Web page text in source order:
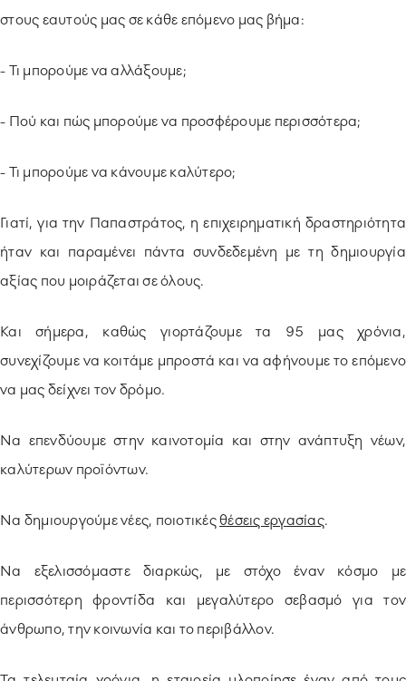
στους εαυτούς μας σε κάθε επόμενο μας βήμα:
- Τι μπορούμε να αλλάξουμε;
- Πού και πώς μπορούμε να προσφέρουμε περισσότερα;
- Τι μπορούμε να κάνουμε καλύτερο;
Γιατί, για την Παπαστράτος, η επιχειρηματική δραστηριότητα
ήταν και παραμένει πάντα συνδεδεμένη με τη δημιουργία
αξίας που μοιράζεται σε όλους.
Και σήμερα, καθώς γιορτάζουμε τα 95 μας χρόνια,
συνεχίζουμε να κοιτάμε μπροστά και να αφήνουμε το επόμενο
να μας δείχνει τον δρόμο.
Να επενδύουμε στην καινοτομία και στην ανάπτυξη νέων,
καλύτερων προϊόντων.
Να δημιουργούμε νέες, ποιοτικέςθέσεις εργασίας.
Να εξελισσόμαστε διαρκώς, με στόχο έναν κόσμο με
περισσότερη φροντίδα και μεγαλύτερο σεβασμό για τον
άνθρωπο, την κοινωνία και το περιβάλλον.